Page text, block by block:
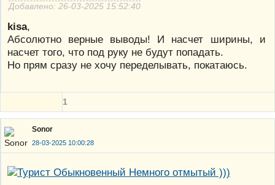
Добавлено: 26-03-2025 15:52:40
kisa,
Абсолютно верные выводы! И насчет ширины, и
насчет того, что под руку не будут попадать.
Но прям сразу не хочу переделывать, покатаюсь.
1
Sonor
28-03-2025 10:00:28